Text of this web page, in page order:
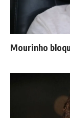
Mourinho